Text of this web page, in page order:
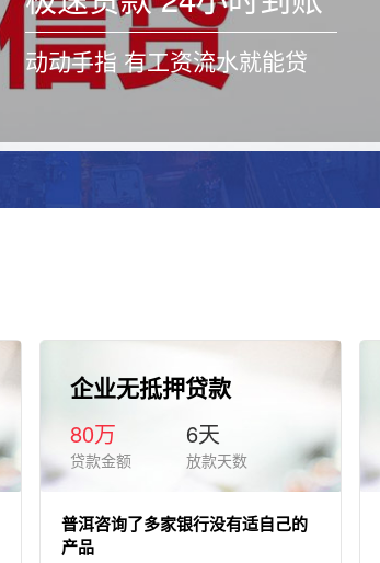
动动手指 有工资流水就能贷
企业税贷是银行对正常纳
税，信用状况良好的企业推
出的一款纯信用无抵押贷
款，申请企业...
企业无抵押贷款
80万
贷款金额
6天
放款天数
普洱咨询了多家银行没有适自己的
产品